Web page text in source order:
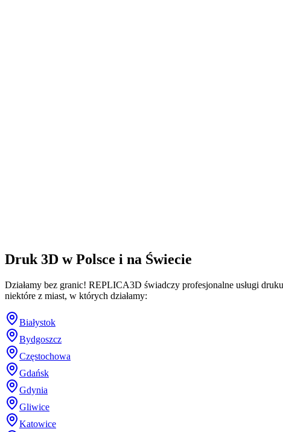
Druk 3D w Polsce i na Świecie
Działamy bez granic! REPLICA3D świadczy profesjonalne usługi
niektóre z miast, w których działamy:
Białystok
Bydgoszcz
Częstochowa
Gdańsk
Gdynia
Gliwice
Katowice